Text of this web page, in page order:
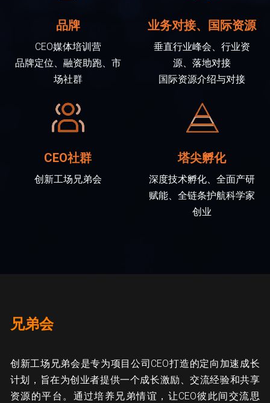
品牌
CEO媒体培训营
品牌定位、融资助跑、市
场社群
业务对接、国际资源
垂直行业峰会、行业资
源、落地对接
国际资源介绍与对接
CEO社群
创新工场兄弟会
塔尖孵化
深度技术孵化、全面产研
赋能、全链条护航科学家
创业
兄弟会
创新工场兄弟会是专为项目公司CEO打造的定向加速成长
计划，旨在为创业者提供一个成长激励、交流经验和共享
资源的平台。通过培养兄弟情谊，让CEO彼此间交流思